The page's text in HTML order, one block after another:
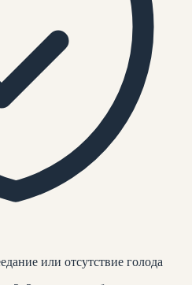
или отсутствие голода